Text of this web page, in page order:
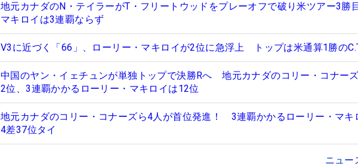
地元カナダのN・テイラーがT・フリートウッドをプレーオフで破り米ツアー3
マキロイは3連覇ならず
V3に近づく「66」、ローリー・マキロイが2位に急浮上 トップは米通算1勝の
中国のヤン・イェチュンが単独トップで決勝Rへ 地元カナダのコリー・コナー
2位、3連覇かかるローリー・マキロイは12位
地元カナダのコリー・コナーズら4人が首位発進！ 3連覇かかるローリー・マキ
4差37位タイ
ニュー